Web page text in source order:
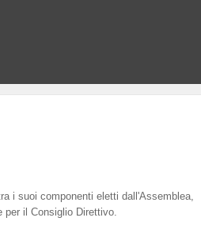
i suoi componenti eletti dall'Assemblea,
il Consiglio Direttivo.